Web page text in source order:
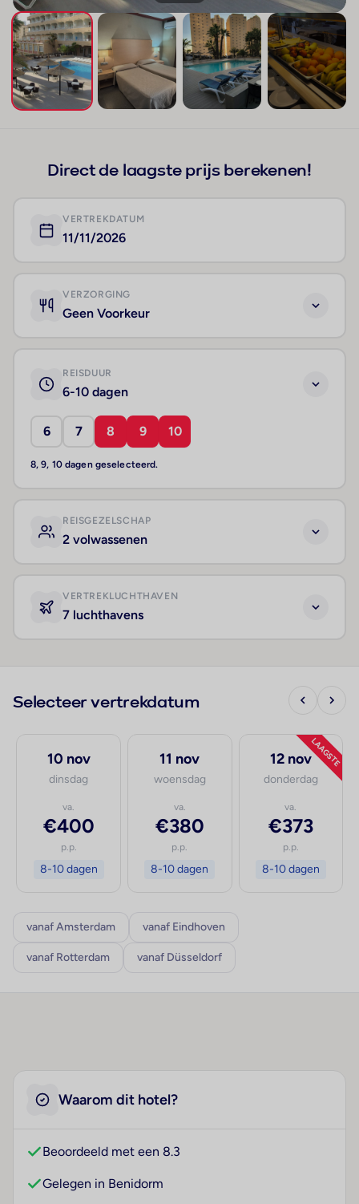
Direct de laagste prijs berekenen!
VERTREKDATUM
11/11/2026
VERZORGING
Geen Voorkeur
REISDUUR
6-10 dagen
6 7 8 9 10
8, 9, 10 dagen geselecteerd.
REISGEZELSCHAP
2 volwassenen
VERTREKLUCHTHAVEN
7 luchthavens
Selecteer vertrekdatum
10 nov
dinsdag
va.
€400
p.p.
8-10 dagen
11 nov
woensdag
va.
€380
p.p.
8-10 dagen
LAAGSTE
12 nov
donderdag
va.
€373
p.p.
8-10 dagen
vanaf Amsterdam vanaf Eindhoven
vanaf Rotterdam vanaf Düsseldorf
Waarom dit hotel?
Beoordeeld met een 8.3
Gelegen in Benidorm